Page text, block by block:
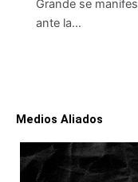
Grande se
ante la…
Medios Aliados